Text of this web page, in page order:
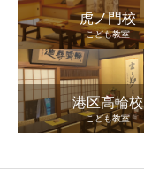
虎ノ門校
こども教室
港区高輪校
こども教室